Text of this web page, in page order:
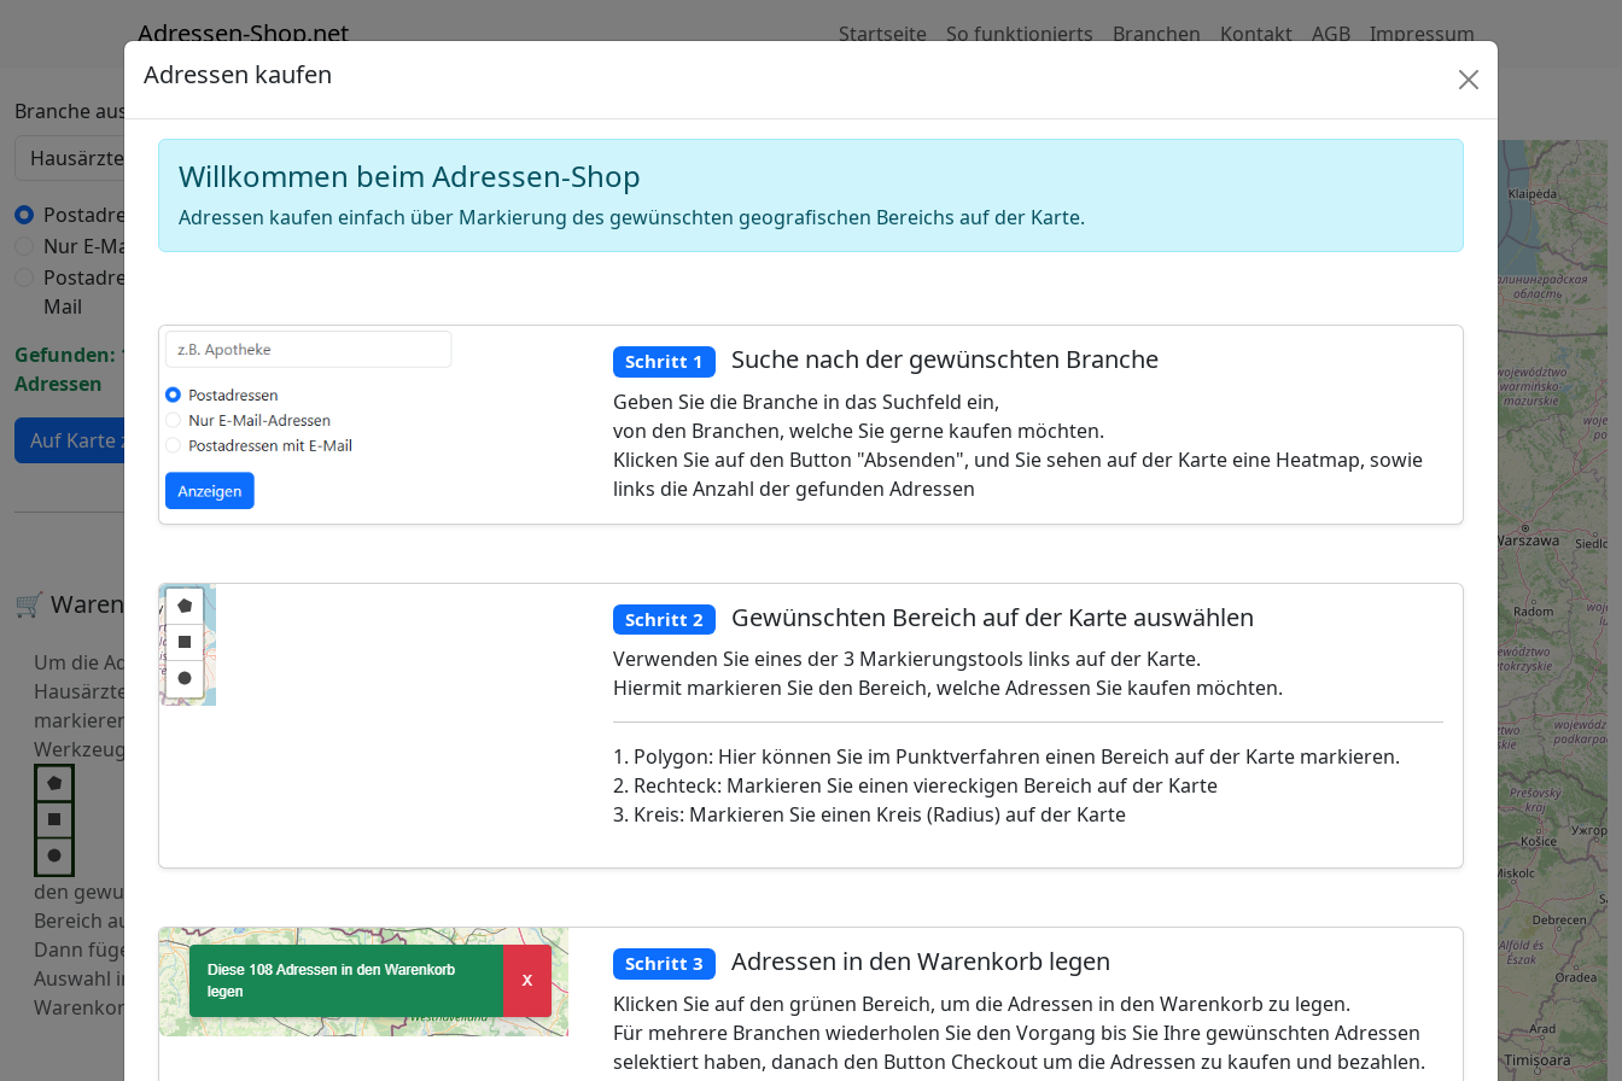
Adressen-Shop.net Startseite So funktionierts Branchen Kontakt AGB Impressum
Branche auswählen
Postadressen
Nur E-Mail-Adressen
Postadressen mit E-
Mail
Gefunden: 19098
Adressen
Auf Karte zeigen
🛒 Warenkorb
Um die Adressen von
Hausärzte zu kaufen,
markieren Sie mit den
Werkzeugen
den gewuenschten
Bereich auf der Karte.
Dann fügen Sie diese
Auswahl in den
Warenkorb hinzu.
Deutschland Karte für Adressen von Hausärzte (Allgemeinmediziner)
+
−
polygon
a
Draw
layers
Delete
Adressen kaufen
Willkommen beim Adressen-Shop
Adressen kaufen einfach über Markierung des gewünschten geografischen Bereichs auf der Karte.
Schritt 1 Suche nach der gewünschten Branche
Geben Sie die Branche in das Suchfeld ein,
von den Branchen, welche Sie gerne kaufen möchten.
Klicken Sie auf den Button "Absenden", und Sie sehen auf der Karte eine Heatmap, sowie
links die Anzahl der gefunden Adressen
Schritt 2 Gewünschten Bereich auf der Karte auswählen
Verwenden Sie eines der 3 Markierungstools links auf der Karte.
Hiermit markieren Sie den Bereich, welche Adressen Sie kaufen möchten.
1. Polygon: Hier können Sie im Punktverfahren einen Bereich auf der Karte markieren.
2. Rechteck: Markieren Sie einen viereckigen Bereich auf der Karte
3. Kreis: Markieren Sie einen Kreis (Radius) auf der Karte
Schritt 3 Adressen in den Warenkorb legen
Klicken Sie auf den grünen Bereich, um die Adressen in den Warenkorb zu legen.
Für mehrere Branchen wiederholen Sie den Vorgang bis Sie Ihre gewünschten Adressen
selektiert haben, danach den Button Checkout um die Adressen zu kaufen und bezahlen.